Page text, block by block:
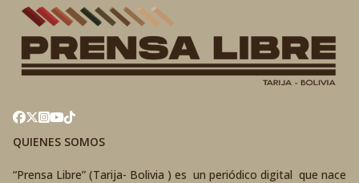
QUIENES SOMOS
“Prensa Libre” (Tarija- Bolivia ) es un periódico digital que nace